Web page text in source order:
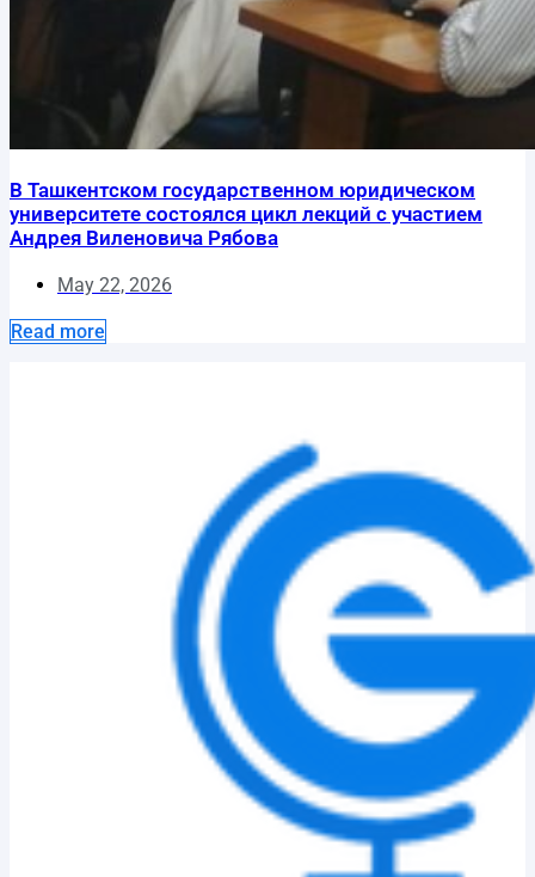
В Ташкентском государственном юридическом
университете состоялся цикл лекций с участием
Андрея Виленовича Рябова
May 22, 2026
Read more